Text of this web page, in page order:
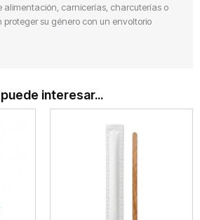
alimentación, carnicerías, charcuterías o
su género con un envoltorio
interesar...